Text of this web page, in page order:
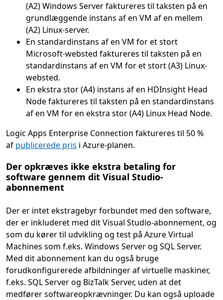
(A2) Windows Server faktureres til taksten på en
grundlæggende instans af en VM af en mellem
(A2) Linux-server.
En standardinstans af en VM for et stort
Microsoft-websted faktureres til taksten på en
standardinstans af en VM for et stort (A3) Linux-
websted.
En ekstra stor (A4) instans af en HDInsight Head
Node faktureres til taksten på en standardinstans
af en VM for en ekstra stor (A4) Linux Head Node.
Logic Apps Enterprise Connection faktureres til 50 %
af publicerede pris i Azure-planen.
Der opkræves ikke ekstra betaling for
software gennem dit Visual Studio-
abonnement
Der er intet ekstragebyr forbundet med den software,
der er inkluderet med dit Visual Studio-abonnement, og
som du kører til udvikling og test på Azure Virtual
Machines som f.eks. Windows Server og SQL Server.
Med dit abonnement kan du også bruge
forudkonfigurerede afbildninger af virtuelle maskiner,
f.eks. SQL Server og BizTalk Server, uden at det
medfører softwareopkrævninger. Du kan også uploade